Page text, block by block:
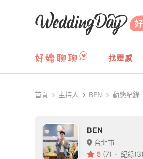
WeddingDay 好
找靈感
首頁 主持人 BEN 動態紀錄
BEN
台北市
5 (7) 紀錄(3)